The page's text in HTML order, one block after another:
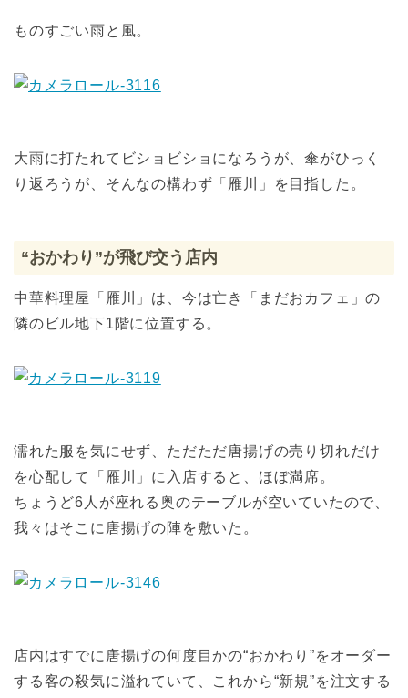
ものすごい雨と風。
大雨に打たれてビショビショになろうが、傘がひっく
り返ろうが、そんなの構わず「雁川」を目指した。
“おかわり”が飛び交う店内
中華料理屋「雁川」は、今は亡き「まだおカフェ」の
隣のビル地下1階に位置する。
濡れた服を気にせず、ただただ唐揚げの売り切れだけ
を心配して「雁川」に入店すると、ほぼ満席。
ちょうど6人が座れる奥のテーブルが空いていたので、
我々はそこに唐揚げの陣を敷いた。
店内はすでに唐揚げの何度目かの“おかわり”をオーダー
する客の殺気に溢れていて、これから“新規”を注文する